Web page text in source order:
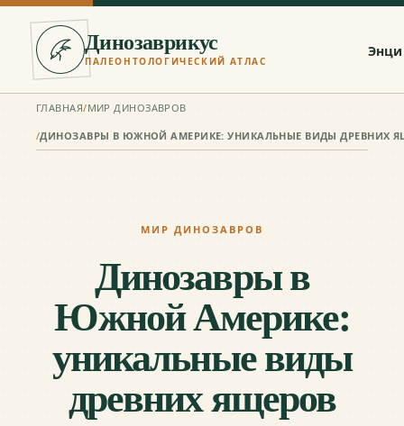
Динозаврикус
ПАЛЕОНТОЛОГИЧЕСКИЙ АТЛАС
ГЛАВНАЯ/МИР ДИНОЗАВРОВ
/
МИР ДИНОЗАВРОВ
Динозавры в
Южной Америке:
уникальные виды
древних ящеров